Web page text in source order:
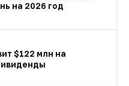
на 2026 год
$122 млн на